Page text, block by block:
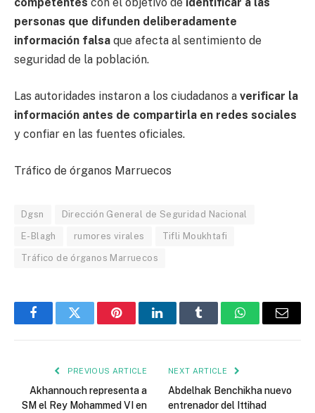
competentes con el objetivo de identificar a las
personas que difunden deliberadamente
información falsa que afecta al sentimiento de
seguridad de la población.
Las autoridades instaron a los ciudadanos a verificar la
información antes de compartirla en redes sociales
y confiar en las fuentes oficiales.
Tráfico de órganos Marruecos
Dgsn Dirección General de Seguridad Nacional
E-Blagh rumores virales Tifli Moukhtafi
Tráfico de órganos Marruecos
FacebookTwitter PinterestLinkedInTumblr WhatsAppEmail
PREVIOUS ARTICLE
Akhannouch representa a
SM el Rey Mohammed VI en
NEXT ARTICLE
Abdelhak Benchikha nuevo
entrenador del Ittihad